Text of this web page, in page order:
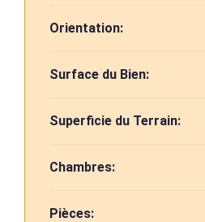
Orientation:
Surface du Bien:
Superficie du Terrain:
Chambres:
Pièces: